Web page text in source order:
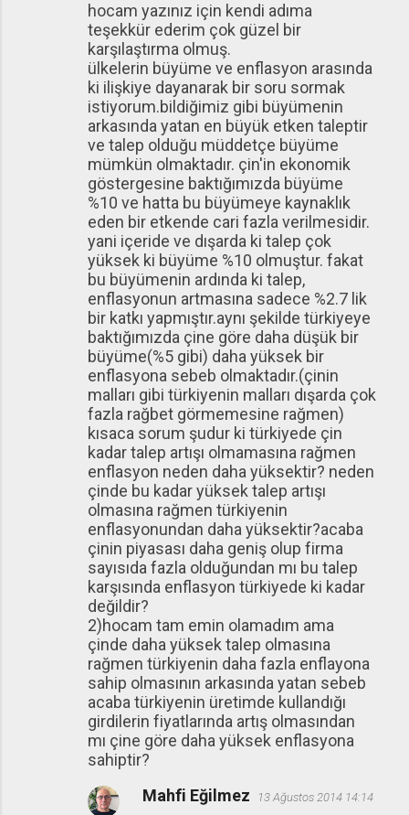
hocam yazınız için kendi adıma
teşekkür ederim çok güzel bir
karşılaştırma olmuş.
ülkelerin büyüme ve enflasyon arasında
ki ilişkiye dayanarak bir soru sormak
istiyorum.bildiğimiz gibi büyümenin
arkasında yatan en büyük etken taleptir
ve talep olduğu müddetçe büyüme
mümkün olmaktadır. çin'in ekonomik
göstergesine baktığımızda büyüme
%10 ve hatta bu büyümeye kaynaklık
eden bir etkende cari fazla verilmesidir.
yani içeride ve dışarda ki talep çok
yüksek ki büyüme %10 olmuştur. fakat
bu büyümenin ardında ki talep,
enflasyonun artmasına sadece %2.7 lik
bir katkı yapmıştır.aynı şekilde türkiyeye
baktığımızda çine göre daha düşük bir
büyüme(%5 gibi) daha yüksek bir
enflasyona sebeb olmaktadır.(çinin
malları gibi türkiyenin malları dışarda çok
fazla rağbet görmemesine rağmen)
kısaca sorum şudur ki türkiyede çin
kadar talep artışı olmamasına rağmen
enflasyon neden daha yüksektir? neden
çinde bu kadar yüksek talep artışı
olmasına rağmen türkiyenin
enflasyonundan daha yüksektir?acaba
çinin piyasası daha geniş olup firma
sayısıda fazla olduğundan mı bu talep
karşısında enflasyon türkiyede ki kadar
değildir?
2)hocam tam emin olamadım ama
çinde daha yüksek talep olmasına
rağmen türkiyenin daha fazla enflayona
sahip olmasının arkasında yatan sebeb
acaba türkiyenin üretimde kullandığı
girdilerin fiyatlarında artış olmasından
mı çine göre daha yüksek enflasyona
sahiptir?
Mahfi Eğilmez 13 Ağustos 2014 14:14